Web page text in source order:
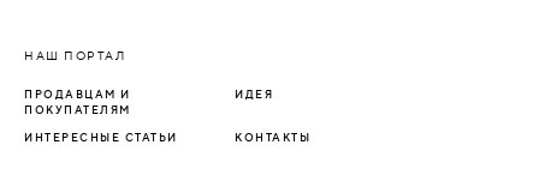
НАШ ПОРТАЛ
ПРОДАВЦАМ И
ПОКУПАТЕЛЯМ
ИДЕЯ
ИНТЕРЕСНЫЕ СТАТЬИ КОНТАКТЫ